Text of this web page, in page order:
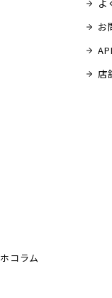
よ
お
店
コラム